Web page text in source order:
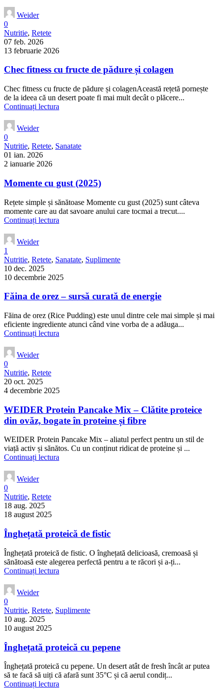
Weider
0
Nutritie, Retete
07 feb. 2026
13 februarie 2026
Chec fitness cu fructe de pădure și colagen
Chec fitness cu fructe de pădure și colagenAceastă rețetă pornește
de la ideea că un desert poate fi mai mult decât o plăcere...
Continuați lectura
Weider
0
Nutritie, Retete, Sanatate
01 ian. 2026
2 ianuarie 2026
Momente cu gust (2025)
Rețete simple și sănătoase Momente cu gust (2025) sunt câteva
momente care au dat savoare anului care tocmai a trecut....
Continuați lectura
Weider
1
Nutritie, Retete, Sanatate, Suplimente
10 dec. 2025
10 decembrie 2025
Făina de orez – sursă curată de energie
Făina de orez (Rice Pudding) este unul dintre cele mai simple și mai
eficiente ingrediente atunci când vine vorba de a adăuga...
Continuați lectura
Weider
0
Nutritie, Retete
20 oct. 2025
4 decembrie 2025
WEIDER Protein Pancake Mix – Clătite proteice
din ovăz, bogate în proteine și fibre
WEIDER Protein Pancake Mix – aliatul perfect pentru un stil de
viață activ și sănătos. Cu un conținut ridicat de proteine și ...
Continuați lectura
Weider
0
Nutritie, Retete
18 aug. 2025
18 august 2025
Înghețată proteică de fistic
Înghețată proteică de fistic. O înghețată delicioasă, cremoasă și
sănătoasă este alegerea perfectă pentru a te răcori și a-ți...
Continuați lectura
Weider
0
Nutritie, Retete, Suplimente
10 aug. 2025
10 august 2025
Înghețată proteică cu pepene
Înghețată proteică cu pepene. Un desert atât de fresh încât ar putea
să te facă să uiți că afară sunt 35°C și că aerul condiț...
Continuați lectura